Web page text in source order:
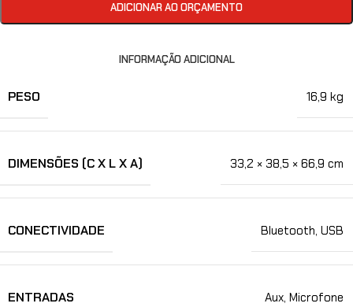
ADICIONAR AO ORÇAMENTO
INFORMAÇÃO ADICIONAL
PESO 16,9 kg
DIMENSÕES (C X L X A) 33,2 × 38,5 × 66,9 cm
CONECTIVIDADE Bluetooth, USB
ENTRADAS Aux, Microfone